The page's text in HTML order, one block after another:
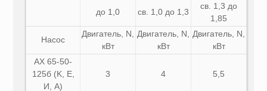
до 1,0 св. 1,0 до 1,3
св. 1,3 до
1,85
Насос
Двигатель, N
кВт
Двигатель, N
кВт
Двигатель, N
кВт
АХ 65-50-
125б (K, E,
И, A)
3 4 5,5